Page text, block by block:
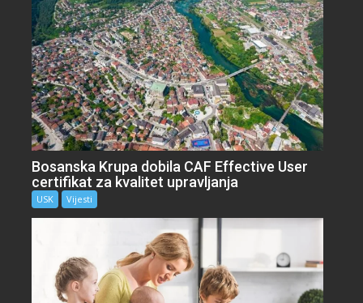
Bosanska Krupa dobila CAF Effective User
certifikat za kvalitet upravljanja
USK Vijesti